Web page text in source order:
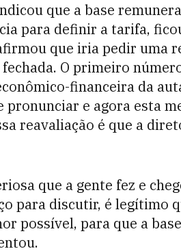
que a base
para definir a tarifa,
que iria pedir uma
fechada. O primeiro
financeira da
pronunciar e agora esta
reavaliação é que a
que a gente fez e
para discutir, é legítimo
possível, para que a